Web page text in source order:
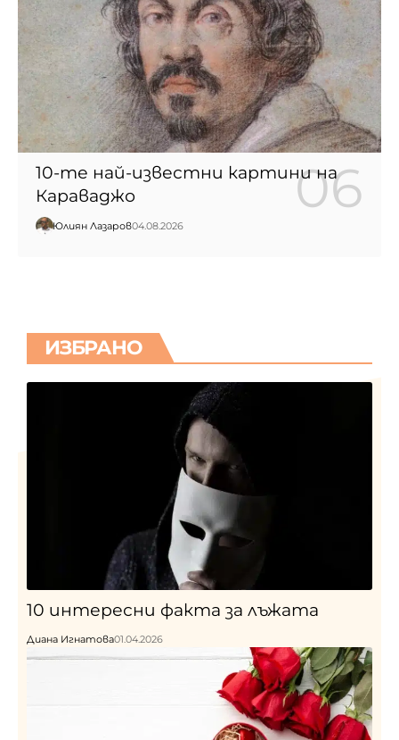
10-те най-известни картини на
Караваджо
Юлиян Лазаров04.08.2026
ИЗБРАНО
10 интересни факта за лъжата
Диана Игнатова01.04.2026